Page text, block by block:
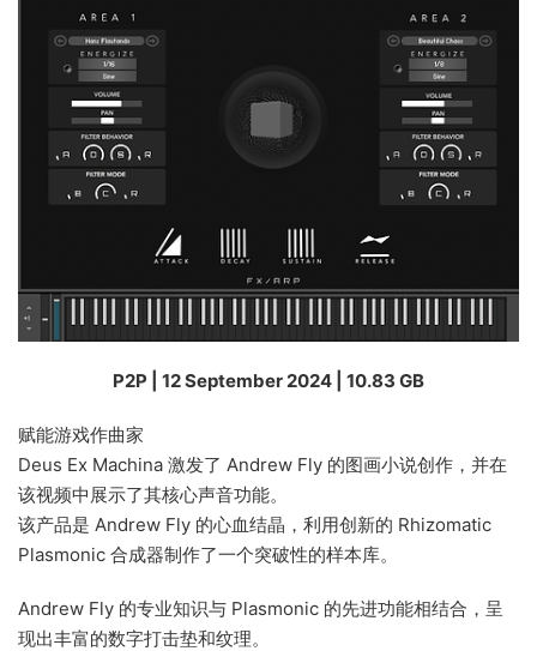
P2P | 12 September 2024 | 10.83 GB
赋能游戏作曲家
Deus Ex Machina 激发了 Andrew Fly 的图画小说创作，并在
该视频中展示了其核心声音功能。
该产品是 Andrew Fly 的心血结晶，利用创新的 Rhizomatic
Plasmonic 合成器制作了一个突破性的样本库。
Andrew Fly 的专业知识与 Plasmonic 的先进功能相结合，呈
现出丰富的数字打击垫和纹理。